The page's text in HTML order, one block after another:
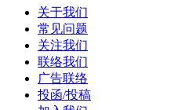
关于我们
常见问题
关注我们
联络我们
广告联络
投函/投稿